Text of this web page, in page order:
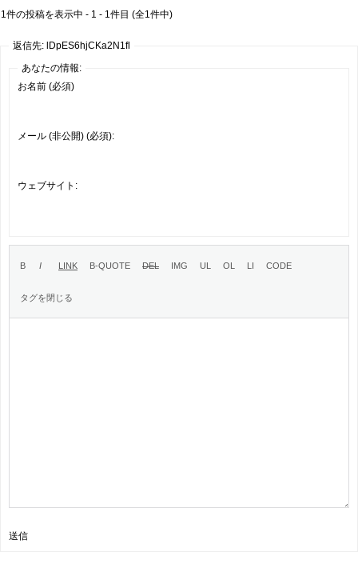
1件の投稿を表示中 - 1 - 1件目 (全1件中)
返信先: lDpES6hjCKa2N1fl
あなたの情報:
お名前 (必須)
メール (非公開) (必須):
ウェブサイト:
送信